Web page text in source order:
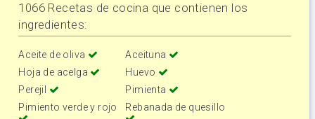
1066 Recetas de cocina que contienen los
ingredientes:
Aceite de oliva
Aceituna
Hoja de acelga
Huevo
Perejil
Pimienta
Pimiento verde y rojo
Rebanada de quesillo